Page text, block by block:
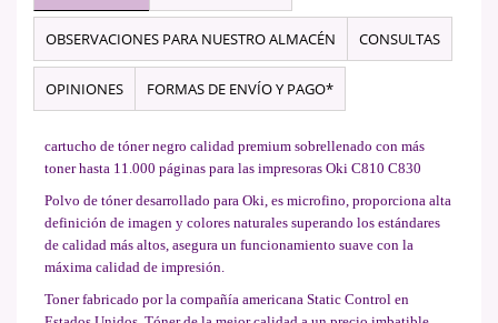
OBSERVACIONES PARA NUESTRO ALMACÉN CONSULTAS
OPINIONES FORMAS DE ENVÍO Y PAGO*
cartucho de tóner negro calidad premium sobrellenado con más
toner hasta 11.000 páginas para las impresoras Oki C810 C830
Polvo de tóner desarrollado para Oki, es microfino, proporciona alta
definición de imagen y colores naturales superando los estándares
de calidad más altos, asegura un funcionamiento suave con la
máxima calidad de impresión.
Toner fabricado por la compañía americana Static Control en